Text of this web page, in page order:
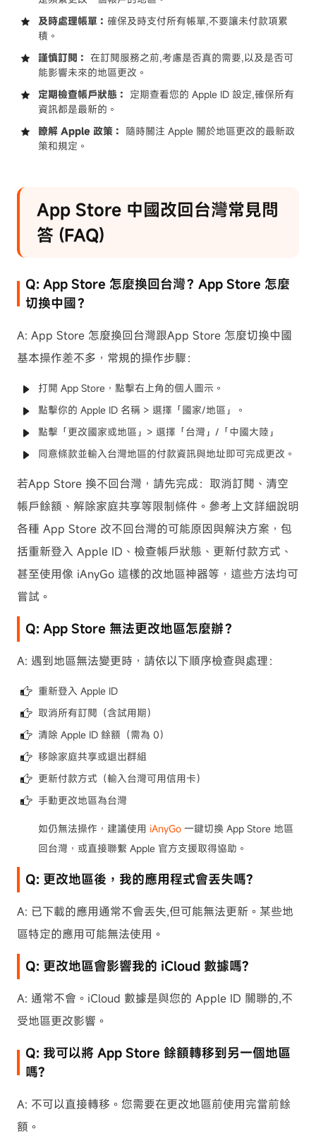
及時處理帳單： 確保及時支付所有帳單,不要讓未付款項累
積。
謹慎訂閱： 在訂閱服務之前,考慮是否真的需要,以及是否可
能影響未來的地區更改。
定期檢查帳戶狀態： 定期查看您的 Apple ID 設定,確保所有
資訊都是最新的。
瞭解 Apple 政策： 隨時關注 Apple 關於地區更改的最新政
策和規定。
App Store 中國改回台灣常見問
答 (FAQ)
Q: App Store 怎麼換回台灣？App Store 怎麼
切換中國？
A: App Store 怎麼換回台灣跟App Store 怎麼切換中國
基本操作差不多，常規的操作步驟：
打開 App Store，點擊右上角的個人圖示。
點擊你的 Apple ID 名稱 > 選擇「國家/地區」。
點擊「更改國家或地區」> 選擇「台灣」/「中國大陸」
同意條款並輸入台灣地區的付款資訊與地址即可完成更改。
若App Store 換不回台灣，請先完成：取消訂閱、清空
帳戶餘額、解除家庭共享等限制條件。參考上文詳細說明
各種 App Store 改不回台灣的可能原因與解決方案，包
括重新登入 Apple ID、檢查帳戶狀態、更新付款方式、
甚至使用像 iAnyGo 這樣的改地區神器等，這些方法均可
嘗試。
Q: App Store 無法更改地區怎麼辦？
A: 遇到地區無法變更時，請依以下順序檢查與處理：
重新登入 Apple ID
取消所有訂閱（含試用期）
清除 Apple ID 餘額（需為 0）
移除家庭共享或退出群組
更新付款方式（輸入台灣可用信用卡）
手動更改地區為台灣
如仍無法操作，建議使用 iAnyGo 一鍵切換 App Store 地區
回台灣，或直接聯繫 Apple 官方支援取得協助。
Q: 更改地區後，我的應用程式會丟失嗎?
A: 已下載的應用通常不會丟失,但可能無法更新。某些地
區特定的應用可能無法使用。
Q: 更改地區會影響我的 iCloud 數據嗎?
A: 通常不會。iCloud 數據是與您的 Apple ID 關聯的,不
受地區更改影響。
Q: 我可以將 App Store 餘額轉移到另一個地區
嗎?
A: 不可以直接轉移。您需要在更改地區前使用完當前餘
額。